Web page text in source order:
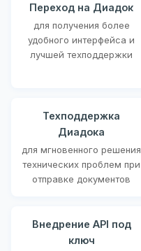
Переход на Диадок
для получения более
удобного интерфейса и
лучшей техподдержки
Техподдержка
Диадока
для мгновенного решения
технических проблем при
отправке документов
Внедрение API под
ключ